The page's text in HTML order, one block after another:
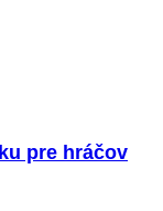
pre hráčov